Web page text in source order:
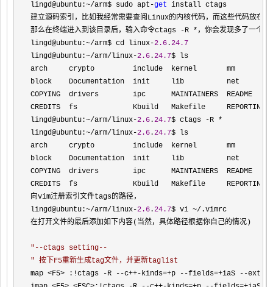
lingd@ubuntu:~/arm$ sudo apt-get install ctags
建立源码索引，比如我经常需要查阅Linux的内核代码，而这些代码放在
那么在终端进入到该目录后，输入命令ctags
-R *，你会发现多了一个
lingd@ubuntu:~/arm$ cd linux-2.6 .24.7
lingd@ubuntu:~/arm/linux-2.6 .24.7$ ls
arch     crypto         include  kernel       mm
block    Documentation  init     lib          net
COPYING  drivers        ipc      MAINTAINERS  README
CREDITS  fs             Kbuild   Makefile     REPORTING
lingd@ubuntu:~/arm/linux-2.6 .24.7$ ctags -R *
lingd@ubuntu:~/arm/linux-2.6 .24.7$ ls
arch     crypto         include  kernel       mm
block    Documentation  init     lib          net
COPYING  drivers        ipc      MAINTAINERS  README
CREDITS  fs             Kbuild   Makefile     REPORTING
向vim注册索引文件tags的路径，
lingd@ubuntu:~/arm/linux-2.6 .24.7$ vi ~/ .vimrc
在打开文件的最后添加如下内容(当然，具体路径根据你自己的情况)
" --ctags setting--
" 按下F5重新生成tag文件，并更新taglist
map <F5> :!ctags -R --c++-kinds=+p --fields=+iaS --